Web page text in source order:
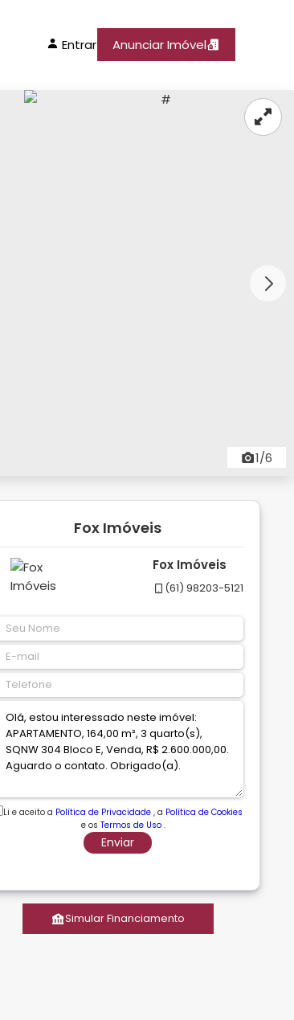
Entrar Anunciar Imóvel
1/6
Fox Imóveis
Fox Imóveis
(61) 98203-5121
Li e aceito a Política de Privacidade , a Política de Cookies
e os Termos de Uso.
Enviar
Simular Financiamento